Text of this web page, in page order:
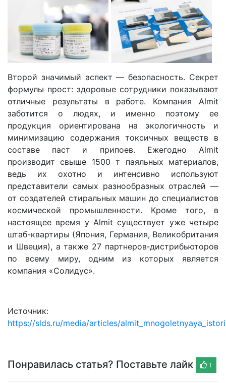
Второй значимый аспект — безопасность. Секрет
формулы прост: здоровые сотрудники показывают
отличные результаты в работе. Компания Almit
заботится о людях, и именно поэтому ее
продукция ориентирована на экологичность и
минимизацию содержания токсичных веществ в
составе паст и припоев. Ежегодно Almit
производит свыше 1500 т паяльных материалов,
ведь их охотно и интенсивно используют
представители самых разнообразных отраслей —
от создателей стиральных машин до специалистов
космической промышленности. Кроме того, в
настоящее время у Almit существует уже четыре
штаб-квартиры (Япония, Германия, Великобритания
и Швеция), а также 27 партнеров‑дистрибьюторов
по всему миру, одним из которых является
компания «Солидус».
Источник:
https://slds.ru/media/articles/
Понравилась статья? Поставьте лайк 1